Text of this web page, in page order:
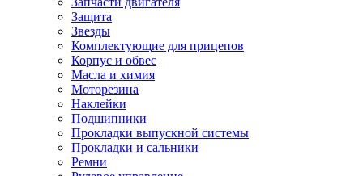
Защита
Звезды
Комплектующие для прицепов
Корпус и обвес
Масла и химия
Моторезина
Наклейки
Подшипники
Прокладки выпускной системы
Прокладки и сальники
Ремни